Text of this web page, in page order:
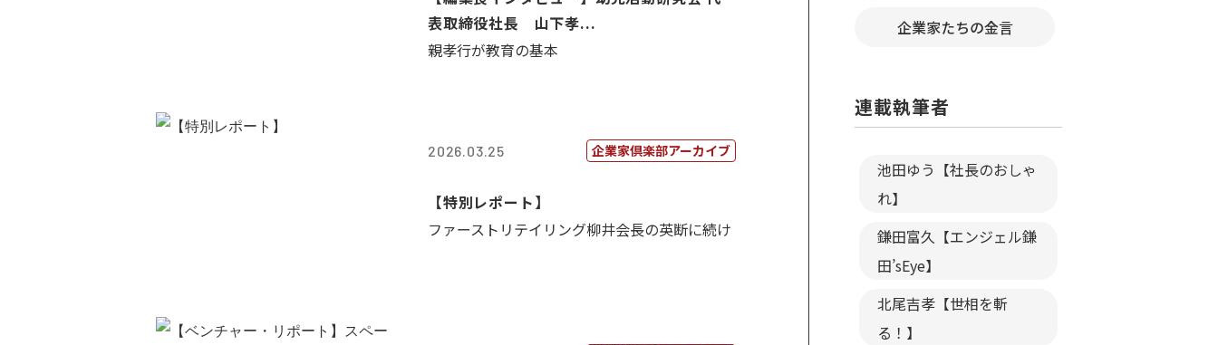
表取締役社長 山下孝...
親孝行が教育の基本
2026.03.25 企業家倶楽部アーカイブ
【特別レポート】
ファーストリテイリング柳井会長の英断に続け
企業家たちの金言
連載執筆者
池田ゆう【社長のおしゃ
れ】
鎌田富久【エンジェル鎌
田’sEye】
北尾吉孝【世相を斬
る！】